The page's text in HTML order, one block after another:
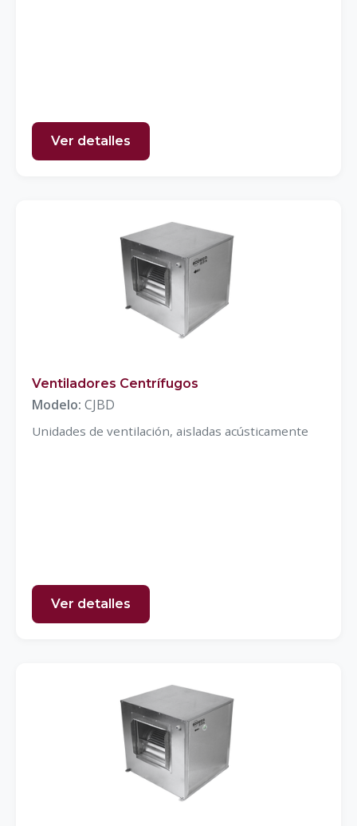
Ver detalles
Ventiladores Centrífugos
Modelo: CJBD
Unidades de ventilación, aisladas acústicamente
Ver detalles